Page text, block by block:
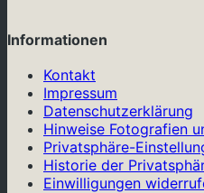
Informationen
Kontakt
Impressum
Datenschutzerklärung
Hinweise Fotografien
Privatsphäre-
Historie der
Einwilligungen